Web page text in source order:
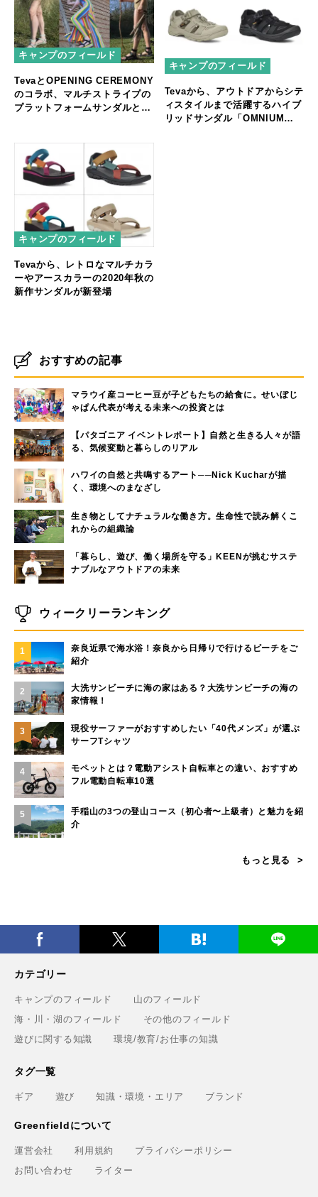
キャンプのフィールド
TevaとOPENING CEREMONY
のコラボ、マルチストライプの
プラットフォームサンダルとユ
キャンプのフィールド
Tevaから、アウトドアからシテ
ィスタイルまで活躍するハイブ
リッドサンダル「OMNIUM
キャンプのフィールド
Tevaから、レトロなマルチカラ
ーやアースカラーの2020年秋の
新作サンダルが新登場
おすすめの記事
マラウイ産コーヒー豆が子どもたちの給食に。せいぼじ
ゃぱん代表が考える未来への投資とは
【パタゴニア イベントレポート】自然と生きる人々が語
る、気候変動と暮らしのリアル
ハワイの自然と共鳴するアート──Nick Kucharが描
く、環境へのまなざし
生き物としてナチュラルな働き方。生命性で読み解くこ
れからの組織論
「暮らし、遊び、働く場所を守る」KEENが挑むサステ
ナブルなアウトドアの未来
ウィークリーランキング
1
奈良近県で海水浴！奈良から日帰りで行けるビーチをご
紹介
2
大洗サンビーチに海の家はある？大洗サンビーチの海の
家情報！
3
現役サーファーがおすすめしたい「40代メンズ」が選ぶ
サーフTシャツ
4
モペットとは？電動アシスト自転車との違い、おすすめ
フル電動自転車10選
5
手稲山の3つの登山コース（初心者〜上級者）と魅力を紹
介
もっと見る
カテゴリー
キャンプのフィールド
山のフィールド
海・川・湖のフィールド
その他のフィールド
遊びに関する知識
環境/教育/お仕事の知識
タグ一覧
ギア 遊び 知識・環境・エリア ブランド
Greenfieldについて
運営会社 利用規約
プライバシーポリシー
お問い合わせ
ライター